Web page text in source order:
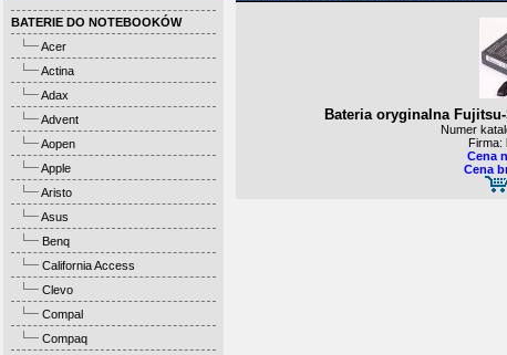
BATERIE DO NOTEBOOKÓW
Acer
Actina
Adax
Advent
Aopen
Apple
Aristo
Asus
Benq
California Access
Clevo
Compal
Compaq
Bateria oryginalna
Numer
Firma:
Cena
Cena